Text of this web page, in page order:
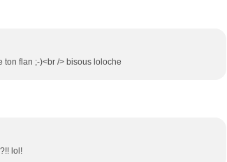
ton flan ;-)<br /> bisous loloche
lol!